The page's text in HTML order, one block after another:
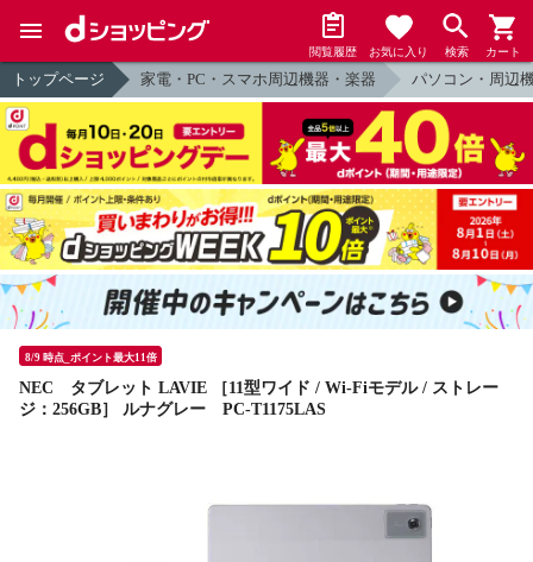
閲覧履歴 お気に入り 検索 カート
トップページ 家電・PC・スマホ周辺機器・楽器 パソコン・周辺
8/9 時点_ポイント最大11倍
NEC タブレット LAVIE ［11型ワイド / Wi-Fiモデル / ストレー
ジ：256GB］ ルナグレー PC-T1175LAS